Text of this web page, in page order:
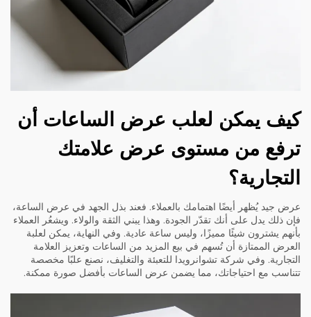
كيف يمكن لعلب عرض الساعات أن
ترفع من مستوى عرض علامتك
التجارية؟
عرض جيد يُظهر أيضًا اهتمامك بالعملاء. فعند بذل الجهد في عرض الساعة،
فإن ذلك يدل على أنك تقدّر الجودة. وهذا يبني الثقة والولاء. ويشعُر العملاء
بأنهم يشترون شيئًا مميزًا، وليس ساعة عادية. وفي النهاية، يمكن لعلبة
العرض الممتازة أن تُسهم في بيع المزيد من الساعات وتعزيز العلامة
التجارية. وفي شركة تشوانرويدا للتعبئة والتغليف، نصنع علبًا مخصصة
تتناسب مع احتياجاتك، مما يضمن عرض الساعات بأفضل صورة ممكنة.